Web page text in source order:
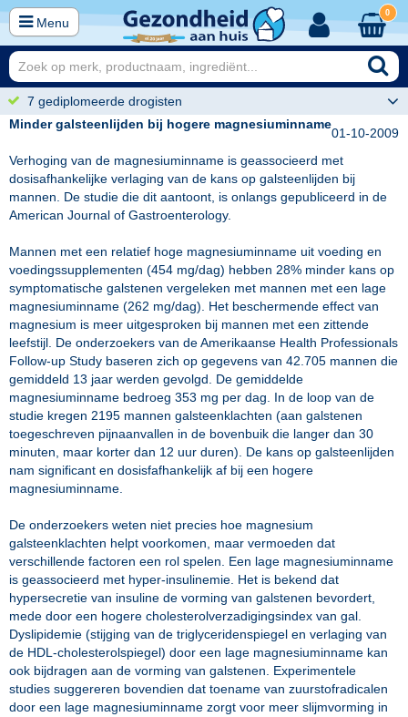
Menu
0
7 gediplomeerde drogisten
01-10-2009
Minder galsteenlijden bij hogere magnesiuminname
Verhoging van de magnesiuminname is geassocieerd met
dosisafhankelijke verlaging van de kans op galsteenlijden bij
mannen. De studie die dit aantoont, is onlangs gepubliceerd in de
American Journal of Gastroenterology.
Mannen met een relatief hoge magnesiuminname uit voeding en
voedingssupplementen (454 mg/dag) hebben 28% minder kans op
symptomatische galstenen vergeleken met mannen met een lage
magnesiuminname (262 mg/dag). Het beschermende effect van
magnesium is meer uitgesproken bij mannen met een zittende
leefstijl. De onderzoekers van de Amerikaanse Health Professionals
Follow-up Study baseren zich op gegevens van 42.705 mannen die
gemiddeld 13 jaar werden gevolgd. De gemiddelde
magnesiuminname bedroeg 353 mg per dag. In de loop van de
studie kregen 2195 mannen galsteenklachten (aan galstenen
toegeschreven pijnaanvallen in de bovenbuik die langer dan 30
minuten, maar korter dan 12 uur duren). De kans op galsteenlijden
nam significant en dosisfafhankelijk af bij een hogere
magnesiuminname.
De onderzoekers weten niet precies hoe magnesium
galsteenklachten helpt voorkomen, maar vermoeden dat
verschillende factoren een rol spelen. Een lage magnesiuminname
is geassocieerd met hyper-insulinemie. Het is bekend dat
hypersecretie van insuline de vorming van galstenen bevordert,
mede door een hogere cholesterolverzadigingsindex van gal.
Dyslipidemie (stijging van de triglyceridenspiegel en verlaging van
de HDL-cholesterolspiegel) door een lage magnesiuminname kan
ook bijdragen aan de vorming van galstenen. Experimentele
studies suggereren bovendien dat toename van zuurstofradicalen
door een lage magnesiuminname zorgt voor meer slijmvorming in